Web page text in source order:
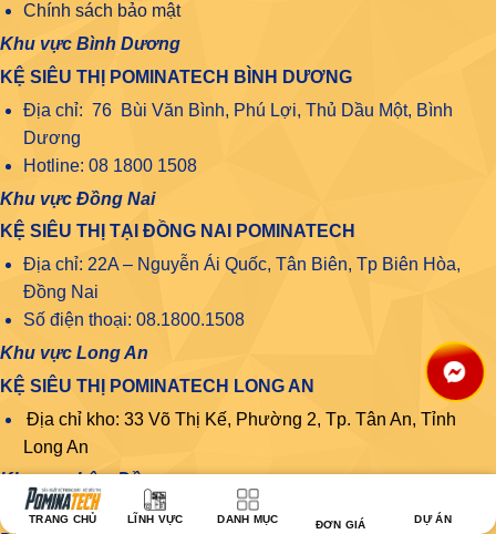
Chính sách bảo mật
Khu vực Bình Dương
KỆ SIÊU THỊ POMINATECH BÌNH DƯƠNG
Địa chỉ: 76 Bùi Văn Bình, Phú Lợi, Thủ Dầu Một, Bình
Dương
Hotline: 08 1800 1508
Khu vực Đồng Nai
KỆ SIÊU THỊ TẠI ĐỒNG NAI POMINATECH
Địa chỉ: 22A – Nguyễn Ái Quốc, Tân Biên, Tp Biên Hòa,
Đồng Nai
Số điện thoại: 08.1800.1508
Khu vực Long An
KỆ SIÊU THỊ POMINATECH LONG AN
Địa chỉ kho: 33 Võ Thị Kế, Phường 2, Tp. Tân An, Tỉnh
Long An
Khu vực Lâm Đồng
KỆ SIÊU THỊ POMINATECH LÂM ĐỒNG
TRANG CHỦ LĨNH VỰC DANH MỤC ĐƠN GIÁ DỰ ÁN